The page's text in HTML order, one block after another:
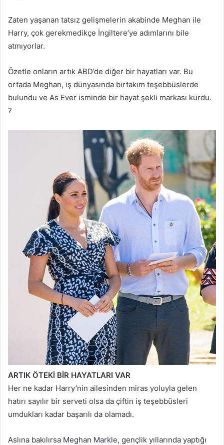
Zaten yaşanan tatsız gelişmelerin akabinde Meghan ile
Harry, çok gerekmedikçe İngiltere’ye adımlarını bile
atmıyorlar.
Özetle onların artık ABD’de diğer bir hayatları var. Bu
ortada Meghan, iş dünyasında birtakım teşebbüslerde
bulundu ve As Ever isminde bir hayat şekli markası kurdu.
?
ARTIK ÖTEKİ BİR HAYATLARI VAR
Her ne kadar Harry’nin ailesinden miras yoluyla gelen
hatırı sayılır bir serveti olsa da çiftin iş teşebbüsleri
umdukları kadar başarılı da olamadı.
Aslına bakılırsa Meghan Markle, gençlik yıllarında yaptığı